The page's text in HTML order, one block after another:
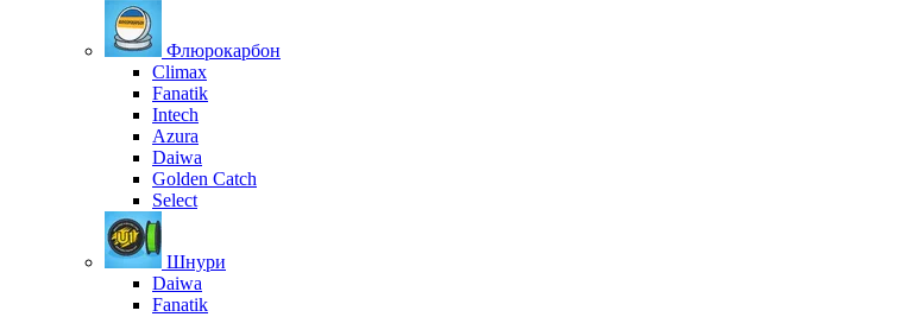
Флюрокарбон
Climax
Fanatik
Intech
Azura
Daiwa
Golden Catch
Select
Шнури
Daiwa
Fanatik